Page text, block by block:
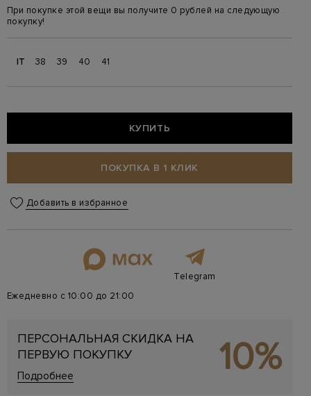
При покупке этой вещи вы получите 0 рублей на следующую
покупку!
IT 38 39 40 41
КУПИТЬ
ПОКУПКА В 1 КЛИК
Добавить в избранное
Telegram
Ежедневно с 10:00 до 21:00
ПЕРСОНАЛЬНАЯ СКИДКА НА
ПЕРВУЮ ПОКУПКУ
Подробнее 10%